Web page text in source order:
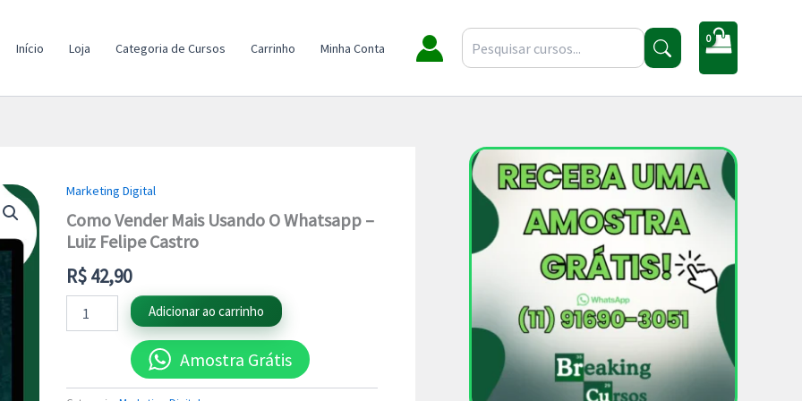
Início Loja Categoria de Cursos Carrinho Minha Conta
Marketing Digital
Como Vender Mais Usando O Whatsapp –
Luiz Felipe Castro
R$42,90
Como
Vender
Mais
Usando
Whatsapp
-
Luiz
Felipe
Adicionar ao carrinho
Amostra Grátis